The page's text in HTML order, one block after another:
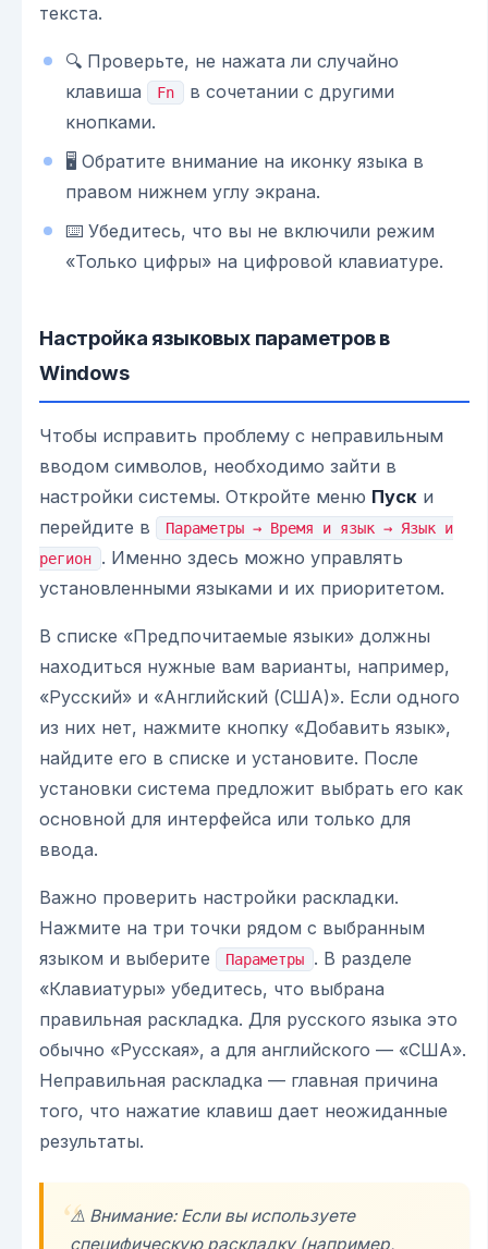
текста.
🔍 Проверьте, не нажата ли случайно
клавиша
Fn
в сочетании с другими
кнопками.
🖥️ Обратите внимание на иконку языка в
правом нижнем углу экрана.
⌨️ Убедитесь, что вы не включили режим
«Только цифры» на цифровой клавиатуре.
Настройка языковых параметров в
Windows
Чтобы исправить проблему с неправильным
вводом символов, необходимо зайти в
настройки системы. Откройте меню Пуск и
перейдите в
Параметры → Время и язык → Язык и
регион
. Именно здесь можно управлять
установленными языками и их приоритетом.
В списке «Предпочитаемые языки» должны
находиться нужные вам варианты, например,
«Русский» и «Английский (США)». Если одного
из них нет, нажмите кнопку «Добавить язык»,
найдите его в списке и установите. После
установки система предложит выбрать его как
основной для интерфейса или только для
ввода.
Важно проверить настройки раскладки.
Нажмите на три точки рядом с выбранным
языком и выберите
Параметры
. В разделе
«Клавиатуры» убедитесь, что выбрана
правильная раскладка. Для русского языка это
обычно «Русская», а для английского — «США».
Неправильная раскладка — главная причина
того, что нажатие клавиш дает неожиданные
результаты.
⚠️ Внимание: Если вы используете
специфическую раскладку (например,